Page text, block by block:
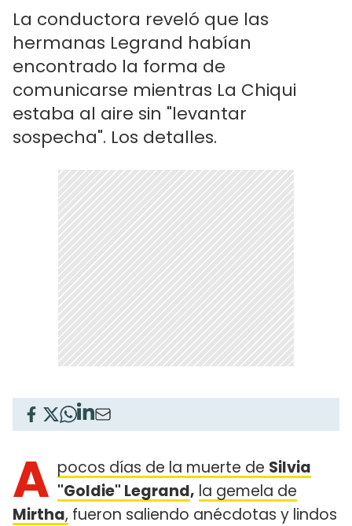
La conductora reveló que las
hermanas Legrand habían
encontrado la forma de
comunicarse mientras La Chiqui
estaba al aire sin "levantar
sospecha". Los detalles.
A pocos días de la muerte de Silvia
"Goldie" Legrand, la gemela de
Mirtha, fueron saliendo anécdotas y lindos